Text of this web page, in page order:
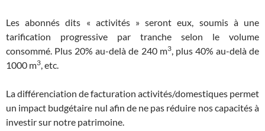
Les abonnés dits « activités » seront eux, soumis à une
tarification progressive par tranche selon le volume
consommé. Plus 20% au-delà de 240 m3, plus 40% au-delà de
1000 m3, etc.
La différenciation de facturation activités/domestiques permet
un impact budgétaire nul afin de ne pas réduire nos capacités à
investir sur notre patrimoine.